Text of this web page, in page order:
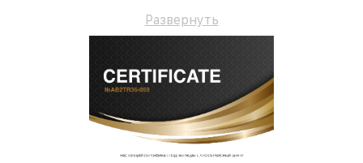
Развернуть